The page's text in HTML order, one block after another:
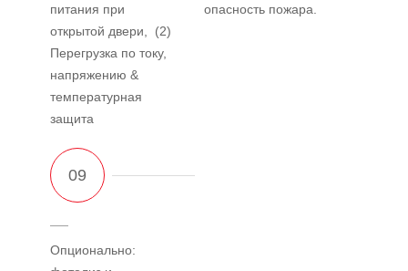
питания при
открытой двери, (2)
Перегрузка по току,
напряжению &
температурная
защита
опасность пожара.
Опционально: